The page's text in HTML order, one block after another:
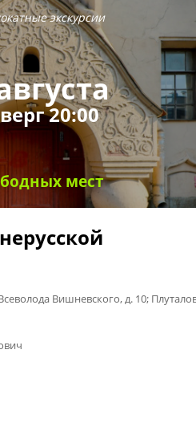
экскурсии
20:00
мест
Вишневского, д. 10;